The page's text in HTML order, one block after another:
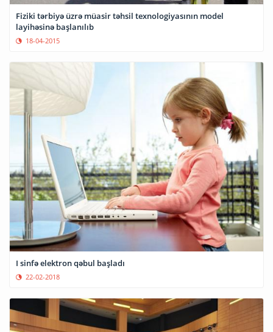
Fiziki tərbiyə üzrə müasir təhsil texnologiyasının model
layihəsinə başlanılıb
18-04-2015
I sinfə elektron qəbul başladı
22-02-2018